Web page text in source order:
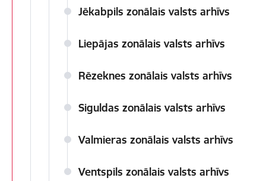
Jēkabpils zonālais valsts arhīvs
Liepājas zonālais valsts arhīvs
Rēzeknes zonālais valsts arhīvs
Siguldas zonālais valsts arhīvs
Valmieras zonālais valsts arhīvs
Ventspils zonālais valsts arhīvs